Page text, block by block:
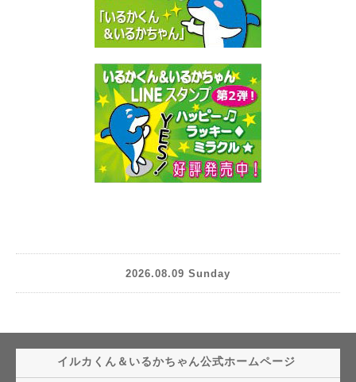
2026.08.09 Sunday
イルカくん＆いるかちゃん公式ホームページ